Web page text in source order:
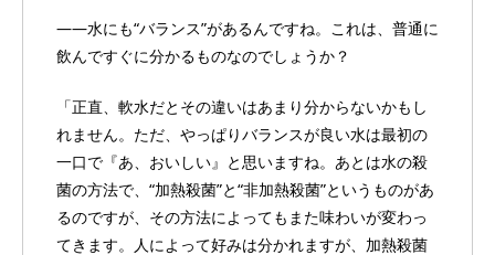
――水にも“バランス”があるんですね。これは、普通に
飲んですぐに分かるものなのでしょうか？
「正直、軟水だとその違いはあまり分からないかもし
れません。ただ、やっぱりバランスが良い水は最初の
一口で『あ、おいしい』と思いますね。あとは水の殺
菌の方法で、“加熱殺菌”と“非加熱殺菌”というものがあ
るのですが、その方法によってもまた味わいが変わっ
てきます。人によって好みは分かれますが、加熱殺菌